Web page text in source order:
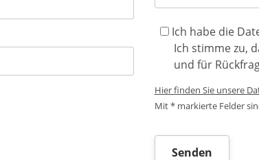
Ich habe die
Ich stimme zu,
und für
Hier finden Sie unsere
Mit * markierte Felder